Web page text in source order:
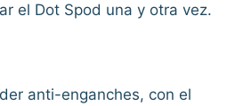
el Dot Spod una y otra vez.
anti-enganches, con el